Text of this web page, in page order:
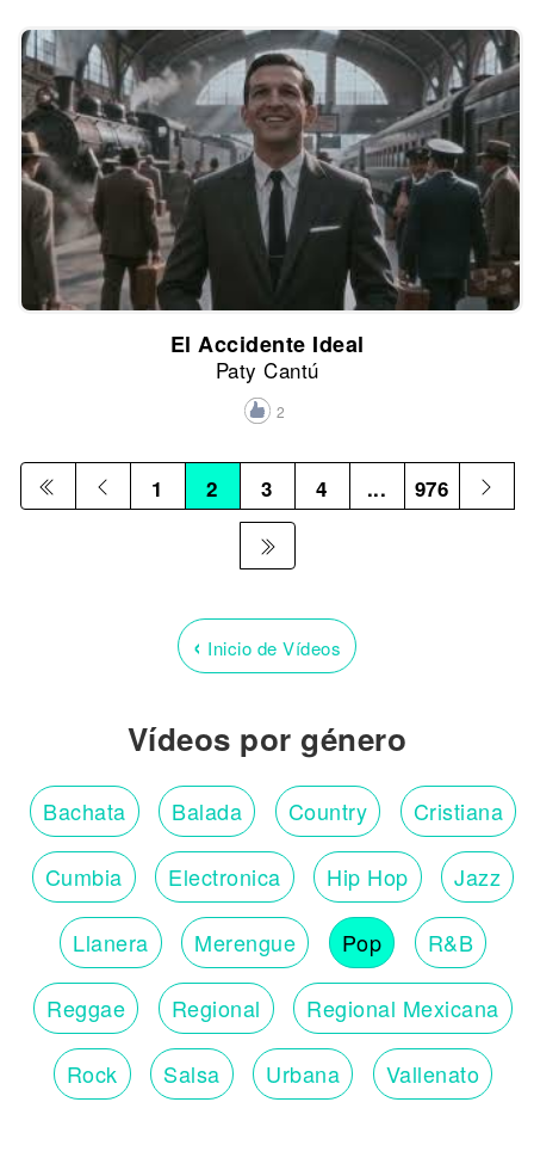
El Accidente Ideal
Paty Cantú
2
1 2 3 4 ... 976
‹ Inicio de Vídeos
Vídeos por género
Bachata Balada Country Cristiana
Cumbia Electronica Hip Hop Jazz
Llanera Merengue Pop R&B
Reggae Regional Regional Mexicana
Rock Salsa Urbana Vallenato